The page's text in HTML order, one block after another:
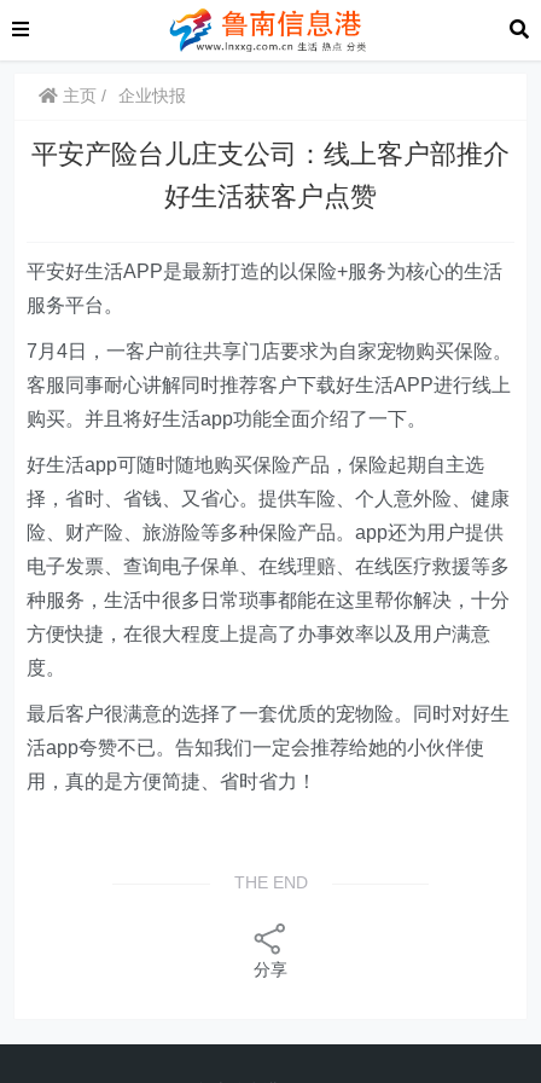
主页 企业快报
平安产险台儿庄支公司：线上客户部推介
好生活获客户点赞
平安好生活APP是最新打造的以保险+服务为核心的生活
服务平台。
7月4日，一客户前往共享门店要求为自家宠物购买保险。
客服同事耐心讲解同时推荐客户下载好生活APP进行线上
购买。并且将好生活app功能全面介绍了一下。
好生活app可随时随地购买保险产品，保险起期自主选
择，省时、省钱、又省心。提供车险、个人意外险、健康
险、财产险、旅游险等多种保险产品。app还为用户提供
电子发票、查询电子保单、在线理赔、在线医疗救援等多
种服务，生活中很多日常琐事都能在这里帮你解决，十分
方便快捷，在很大程度上提高了办事效率以及用户满意
度。
最后客户很满意的选择了一套优质的宠物险。同时对好生
活app夸赞不已。告知我们一定会推荐给她的小伙伴使
用，真的是方便简捷、省时省力！
THE END
分享